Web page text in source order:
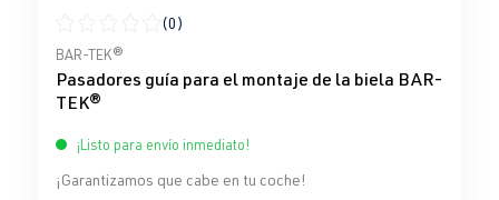
Calificación promedio de 0 de 5 estrellas
(0)
BAR-TEK®
Pasadores guía para el montaje de la biela BAR-
TEK®
¡Listo para envío inmediato!
¡Garantizamos que cabe en tu coche!